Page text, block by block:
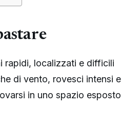
rapidi, localizzati e difficili
di vento, rovesci intensi e
in uno spazio esposto